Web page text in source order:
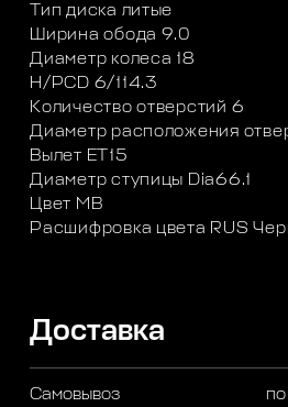
Тип диска литые
Ширина обода 9.0
Диаметр колеса 18
H/PCD 6/114.3
Количество отверстий 6
Диаметр расположения
Вылет ET15
Диаметр ступицы Dia66.1
Цвет MB
Расшифровка цвета RUS
Доставка
Самовывоз